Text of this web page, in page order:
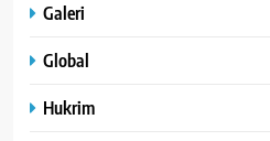
Galeri
Global
Hukrim